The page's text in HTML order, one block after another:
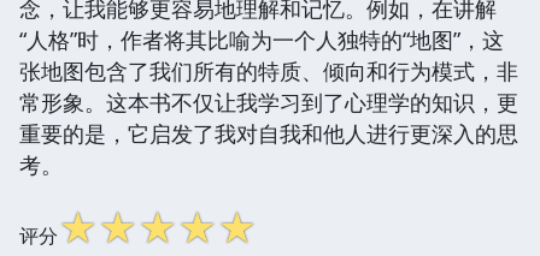
念，让我能够更容易地理解和记忆。例如，在讲解
“人格”时，作者将其比喻为一个人独特的“地图”，这
张地图包含了我们所有的特质、倾向和行为模式，非
常形象。这本书不仅让我学习到了心理学的知识，更
重要的是，它启发了我对自我和他人进行更深入的思
考。
评分☆☆☆☆☆